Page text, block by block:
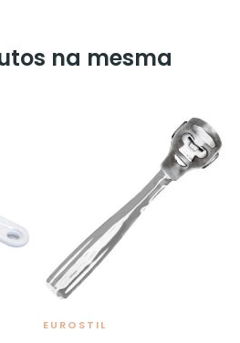
na mesma
EUROSTIL